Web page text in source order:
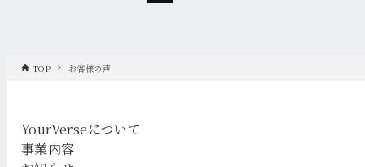
TOP お客様の声
YourVerseについて
事業内容